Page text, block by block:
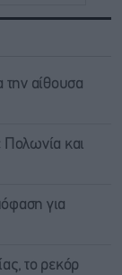
την αίθουσα
και
για
το ρεκόρ